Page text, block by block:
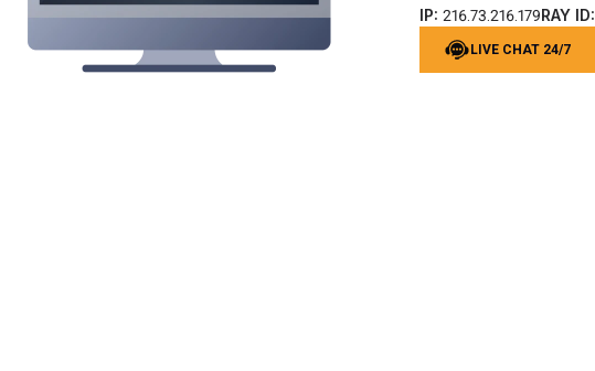
IP: 216.73.216.179RAY ID:
LIVE CHAT 24/7